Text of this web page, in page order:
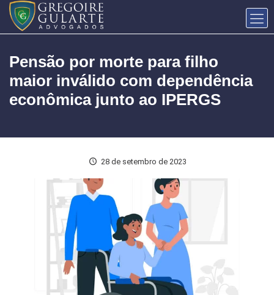
Pensão por morte para filho
maior inválido com dependência
econômica junto ao IPERGS
28 de setembro de 2023